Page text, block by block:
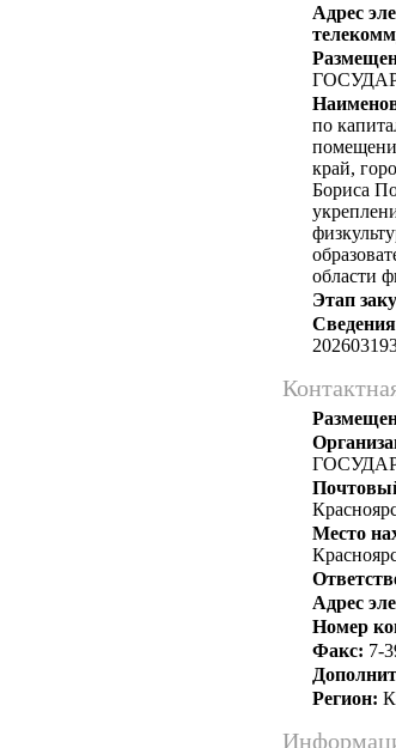
Адрес
по
край,
Бориса
области
Этап
Место
Адрес
Номер
Факс: 7-
Регион: